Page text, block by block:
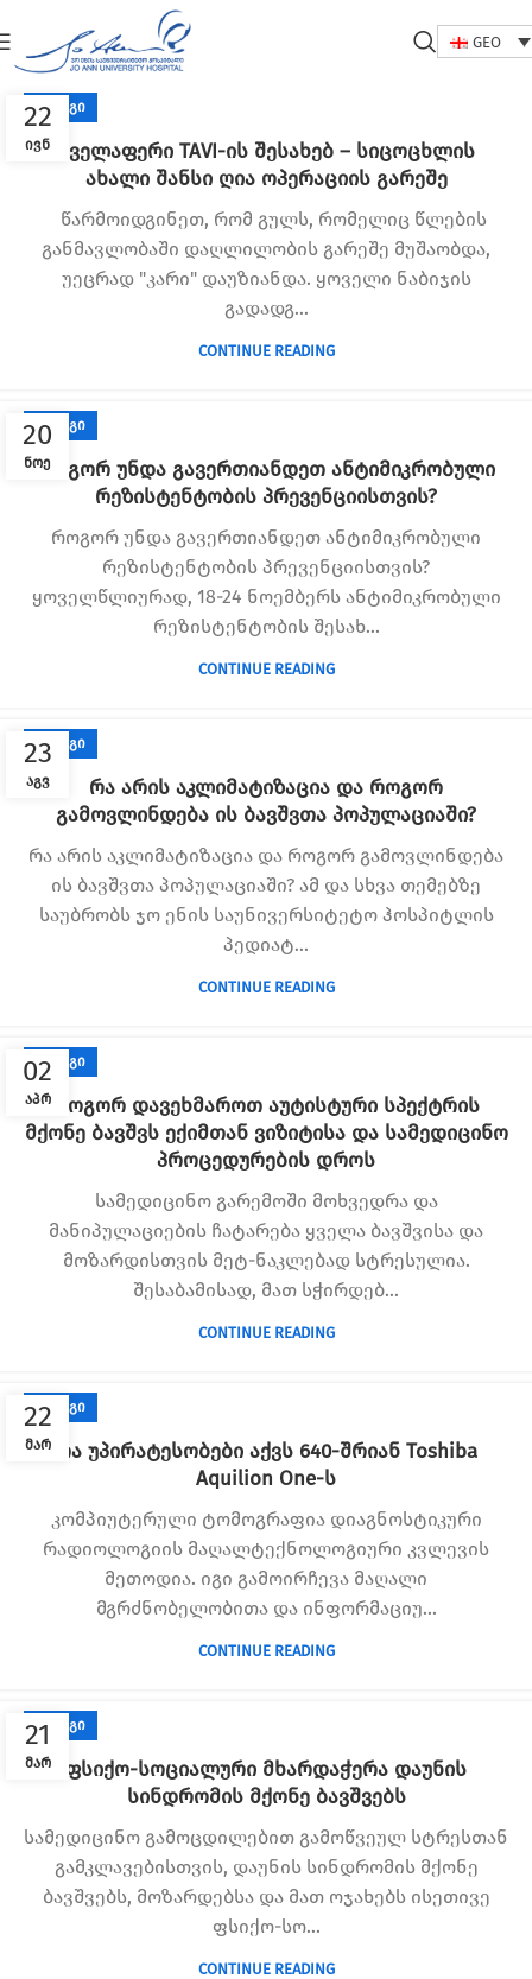
GEO
22
ᲘᲕᲜ
ᲑᲚᲝᲒᲘ
ყველაფერი TAVI-ის შესახებ – სიცოცხლის
ახალი შანსი ღია ოპერაციის გარეშე
წარმოიდგინეთ, რომ გულს, რომელიც წლების
განმავლობაში დაღლილობის გარეშე მუშაობდა,
უეცრად "კარი" დაუზიანდა. ყოველი ნაბიჯის
გადადგ...
CONTINUE READING
20
ᲜᲝᲔ
ᲑᲚᲝᲒᲘ
როგორ უნდა გავერთიანდეთ ანტიმიკრობული
რეზისტენტობის პრევენციისთვის?
როგორ უნდა გავერთიანდეთ ანტიმიკრობული
რეზისტენტობის პრევენციისთვის?
ყოველწლიურად, 18-24 ნოემბერს ანტიმიკრობული
რეზისტენტობის შესახ...
CONTINUE READING
23
ᲐᲒᲕ
ᲑᲚᲝᲒᲘ
რა არის აკლიმატიზაცია და როგორ
გამოვლინდება ის ბავშვთა პოპულაციაში?
რა არის აკლიმატიზაცია და როგორ გამოვლინდება
ის ბავშვთა პოპულაციაში? ამ და სხვა თემებზე
საუბრობს ჯო ენის საუნივერსიტეტო ჰოსპიტლის
პედიატ...
CONTINUE READING
02
ᲐᲞᲠ
ᲑᲚᲝᲒᲘ
როგორ დავეხმაროთ აუტისტური სპექტრის
მქონე ბავშვს ექიმთან ვიზიტისა და სამედიცინო
პროცედურების დროს
სამედიცინო გარემოში მოხვედრა და
მანიპულაციების ჩატარება ყველა ბავშვისა და
მოზარდისთვის მეტ-ნაკლებად სტრესულია.
შესაბამისად, მათ სჭირდებ...
CONTINUE READING
22
ᲛᲐᲠ
ᲑᲚᲝᲒᲘ
რა უპირატესობები აქვს 640-შრიან Toshiba
Aquilion One-ს
კომპიუტერული ტომოგრაფია დიაგნოსტიკური
რადიოლოგიის მაღალტექნოლოგიური კვლევის
მეთოდია. იგი გამოირჩევა მაღალი
მგრძნობელობითა და ინფორმაციუ...
CONTINUE READING
21
ᲛᲐᲠ
ᲑᲚᲝᲒᲘ
ფსიქო-სოციალური მხარდაჭერა დაუნის
სინდრომის მქონე ბავშვებს
სამედიცინო გამოცდილებით გამოწვეულ სტრესთან
გამკლავებისთვის, დაუნის სინდრომის მქონე
ბავშვებს, მოზარდებსა და მათ ოჯახებს ისეთივე
ფსიქო-სო...
CONTINUE READING